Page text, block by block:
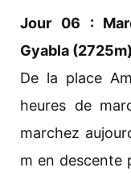
Jour 06 :
Gyabla (2725m)
De la place
heures de
marchez
m en descente